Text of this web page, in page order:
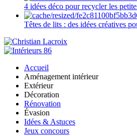
4 idées déco pour recycler les
Têtes de lits : des idées créatives
Accueil
Aménagement intérieur
Extérieur
Décoration
Rénovation
Évasion
Idées & Astuces
Jeux concours